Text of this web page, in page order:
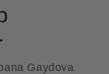
Gaydova